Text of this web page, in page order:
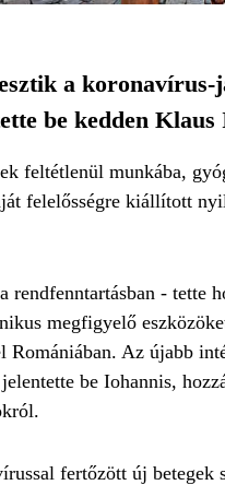
a
be kedden Klaus
feltétlenül munkába,
felelősségre kiállított
- tette
megfigyelő
Az újabb
be Iohannis,
fertőzött új